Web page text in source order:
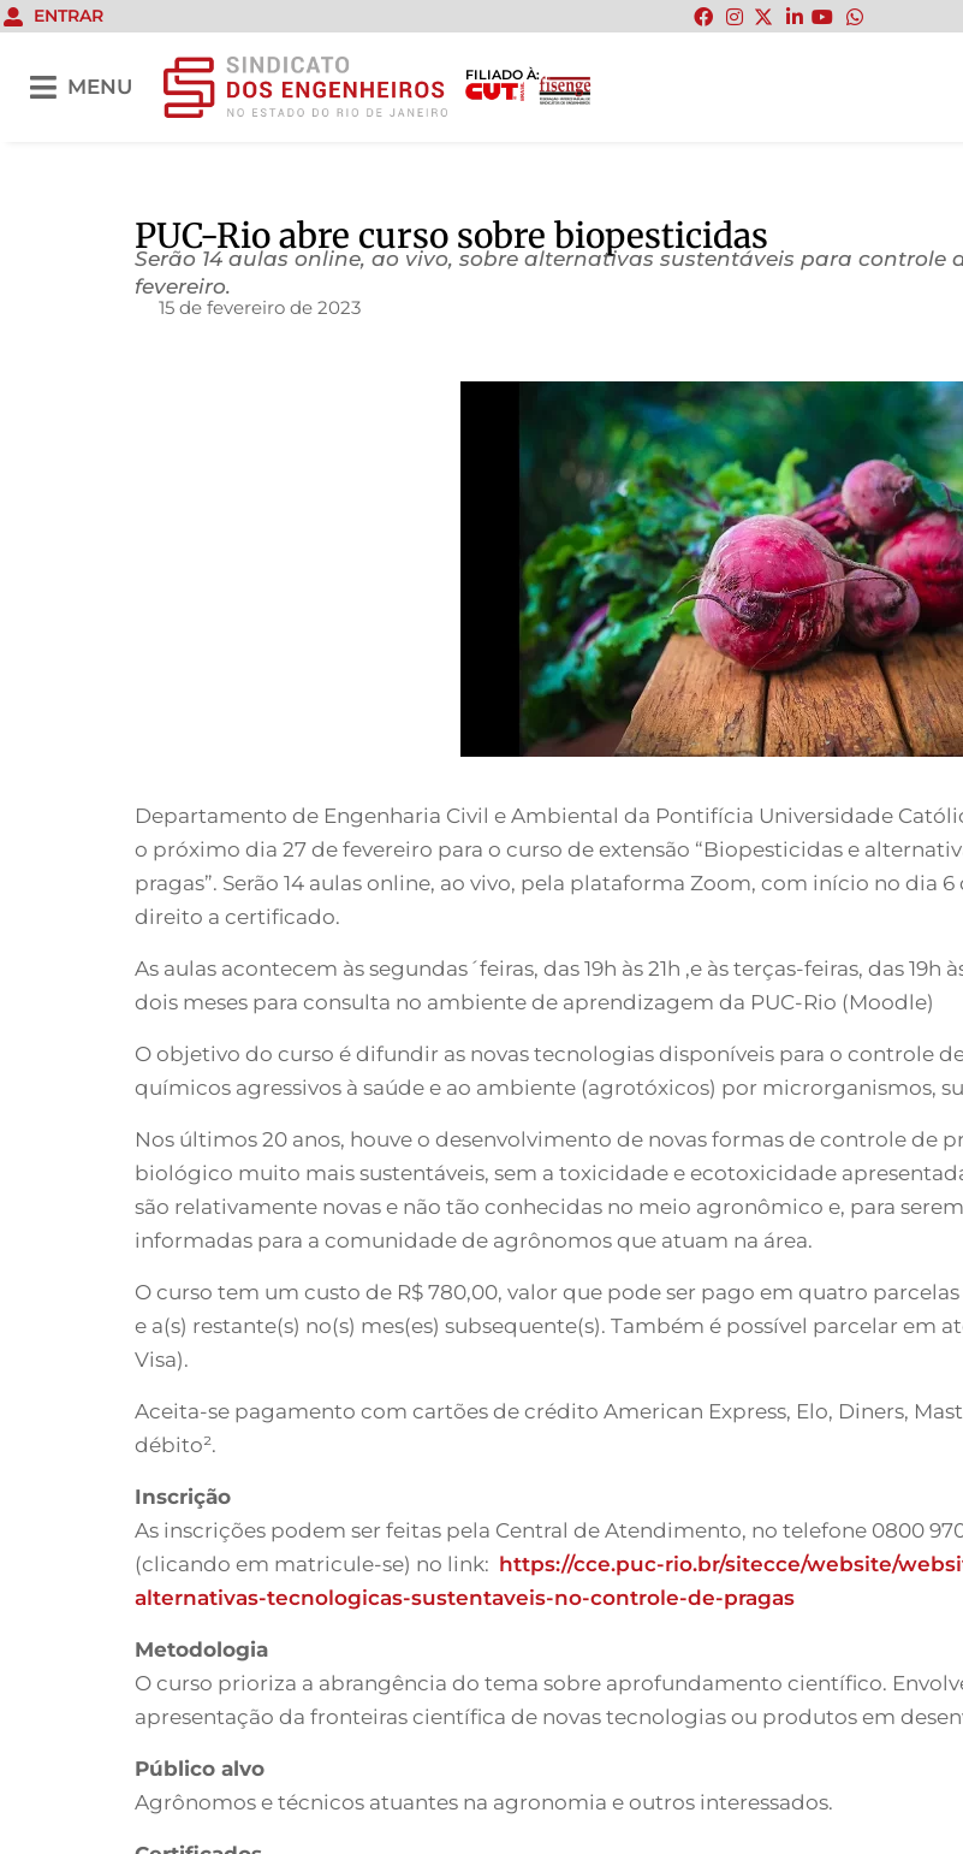
ENTRAR
MENU
FILIADO À:
PUC-Rio abre curso sobre biopesticidas
Serão 14 aulas online, ao vivo, sobre alternativas sustentáveis para controle
fevereiro.
15 de fevereiro de 2023
Departamento de Engenharia Civil e Ambiental da Pontifícia Universidade
o próximo dia 27 de fevereiro para o curso de extensão “Biopesticidas e
pragas”. Serão 14 aulas online, ao vivo, pela plataforma Zoom, com início no dia
direito a certificado.
As aulas acontecem às segundas´feiras, das 19h às 21h ,e às terças-feiras, das
dois meses para consulta no ambiente de aprendizagem da PUC-Rio (Moodle)
O objetivo do curso é difundir as novas tecnologias disponíveis para o controle
químicos agressivos à saúde e ao ambiente (agrotóxicos) por microrganismos,
Nos últimos 20 anos, houve o desenvolvimento de novas formas de controle de
biológico muito mais sustentáveis, sem a toxicidade e ecotoxicidade
são relativamente novas e não tão conhecidas no meio agronômico e, para
informadas para a comunidade de agrônomos que atuam na área.
O curso tem um custo de R$ 780,00, valor que pode ser pago em quatro
e a(s) restante(s) no(s) mes(es) subsequente(s). Também é possível parcelar em
Visa).
Aceita-se pagamento com cartões de crédito American Express, Elo, Diners,
débito².
Inscrição
As inscrições podem ser feitas pela Central de Atendimento, no telefone 0800
(clicando em matricule-se) no link: https://cce.puc-rio.br/sitecce/website/
alternativas-tecnologicas-sustentaveis-no-controle-de-pragas
Metodologia
O curso prioriza a abrangência do tema sobre aprofundamento científico.
apresentação da fronteiras científica de novas tecnologias ou produtos em
Público alvo
Agrônomos e técnicos atuantes na agronomia e outros interessados.